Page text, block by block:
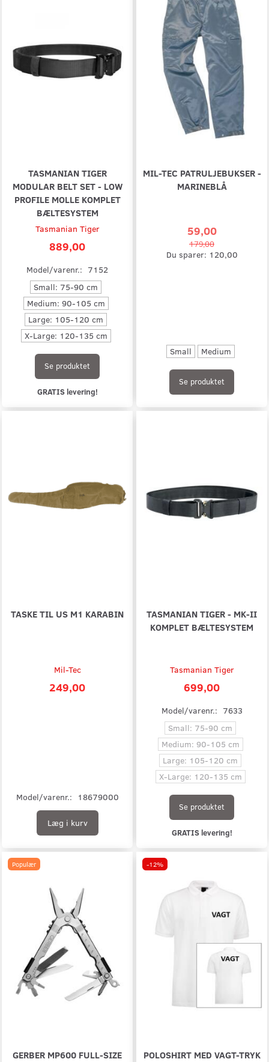
TASMANIAN TIGER
MODULAR BELT SET - LOW
PROFILE MOLLE KOMPLET
BÆLTESYSTEM
Tasmanian Tiger
889,00
Model/varenr.: 7152
Small: 75-90 cm
Medium: 90-105 cm
Large: 105-120 cm
X-Large: 120-135 cm
Se produktet
GRATIS levering!
MIL-TEC PATRULJEBUKSER -
MARINEBLÅ
59,00
179,00
Du sparer: 120,00
Small Medium
Se produktet
TASKE TIL US M1 KARABIN
Mil-Tec
249,00
Model/varenr.: 18679000
Læg i kurv
TASMANIAN TIGER - MK-II
KOMPLET BÆLTESYSTEM
Tasmanian Tiger
699,00
Model/varenr.: 7633
Small: 75-90 cm
Medium: 90-105 cm
Large: 105-120 cm
X-Large: 120-135 cm
Se produktet
GRATIS levering!
Populær
GERBER MP600 FULL-SIZE
-12%
POLOSHIRT MED VAGT-TRYK